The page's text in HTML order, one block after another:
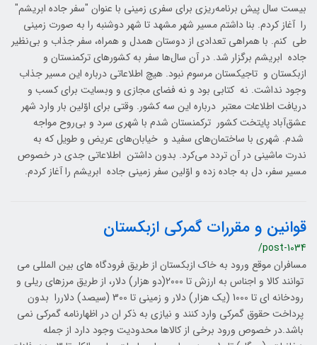
بیست سال پیش برنامه‌ریزی برای سفری زمینی با عنوان "سفر جاده ابریشم"
را آغاز کردم. بنا داشتم مسیر شهر مشهد تا شهر دوشنبه را به صورت زمینی
طی کنم. با همراهی تعدادی از دوستان همدل و همراه، سفر جذاب و بی‌نظیر
جاده ابریشم برگزار شد. در آن سال‌ها سفر به کشورهای ترکمنستان و
ازبکستان و تاجیکستان مرسوم نبود. هیچ اطلاعاتی درباره این مسیر جذاب
وجود نداشت. نه کتابی بود و نه فضای مجازی و وبسایت برای کسب و
دریافت اطلاعات معتبر درباره این سه کشور. وقتی برای اوّلین بار وارد شهر
عشق‌آباد پایتخت کشور ترکمنستان شدم با شهری سرد و بی‌روح مواجه
شدم. شهری با ساختمان‌های سفید و خیابان‌های عریض و طویل که به
ندرت ماشینی در آن تردد می‌کرد. بدون داشتن اطلاعاتی جدی در خصوص
مسیر سفر، دل به جاده زده و اوّلین سفر زمینی جاده ابریشم را آغاز کردم.
قوانین و مقررات گمرکی ازبکستان
/post-1034
مسافران موقع ورود به خاک ازبکستان از طریق فرودگاه های بین المللی می
توانند کالا و اجناس به ارزش تا 2000(دو هزار) دلار، از طریق مرزهای ریلی و
رودخانه ای تا 1000 (یک هزار) دلار و زمینی تا 300 (سیصد) دلاررا بدون
پرداخت حقوق گمرکی وارد کنند و نیازی به ذکر ان در اظهارنامه گمرکی نمی
باشد.در خصوص ورود برخی از کالاها محدودیت وجود دارد از جمله